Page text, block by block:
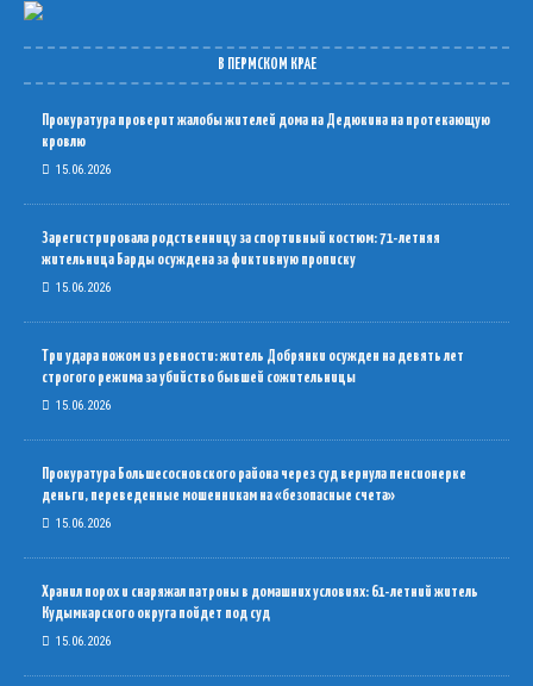
В ПЕРМСКОМ КРАЕ
Прокуратура проверит жалобы жителей дома на Дедюкина на протекающую
кровлю
15.06.2026
Зарегистрировала родственницу за спортивный костюм: 71-летняя
жительница Барды осуждена за фиктивную прописку
15.06.2026
Три удара ножом из ревности: житель Добрянки осужден на девять лет
строгого режима за убийство бывшей сожительницы
15.06.2026
Прокуратура Большесосновского района через суд вернула пенсионерке
деньги, переведенные мошенникам на «безопасные счета»
15.06.2026
Хранил порох и снаряжал патроны в домашних условиях: 61-летний житель
Кудымкарского округа пойдет под суд
15.06.2026